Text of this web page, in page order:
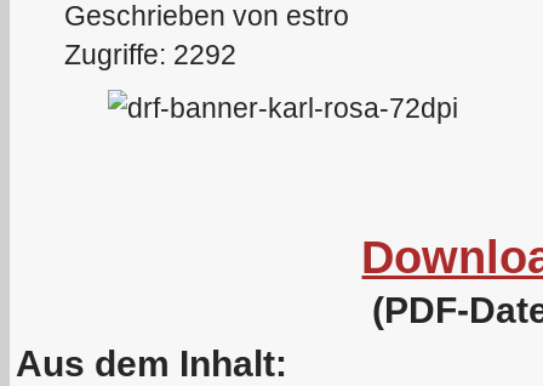
Geschrieben von estro
Zugriffe: 2292
(PDF-
Aus dem Inhalt: